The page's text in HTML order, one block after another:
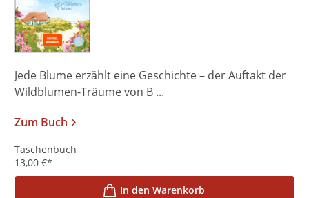
Jede Blume erzählt eine Geschichte – der Auftakt der
Wildblumen-Träume von B ...
Zum Buch
Taschenbuch
13,00 €*
In den Warenkorb